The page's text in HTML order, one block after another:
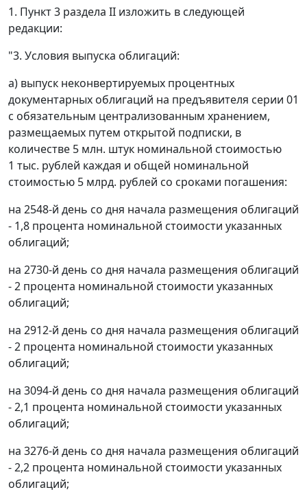
1. Пункт 3 раздела II изложить в следующей
редакции:
"3. Условия выпуска облигаций:
а) выпуск неконвертируемых процентных
документарных облигаций на предъявителя серии 01
с обязательным централизованным хранением,
размещаемых путем открытой подписки, в
количестве 5 млн. штук номинальной стоимостью
1 тыс. рублей каждая и общей номинальной
стоимостью 5 млрд. рублей со сроками погашения:
на 2548-й день со дня начала размещения облигаций
- 1,8 процента номинальной стоимости указанных
облигаций;
на 2730-й день со дня начала размещения облигаций
- 2 процента номинальной стоимости указанных
облигаций;
на 2912-й день со дня начала размещения облигаций
- 2 процента номинальной стоимости указанных
облигаций;
на 3094-й день со дня начала размещения облигаций
- 2,1 процента номинальной стоимости указанных
облигаций;
на 3276-й день со дня начала размещения облигаций
- 2,2 процента номинальной стоимости указанных
облигаций;